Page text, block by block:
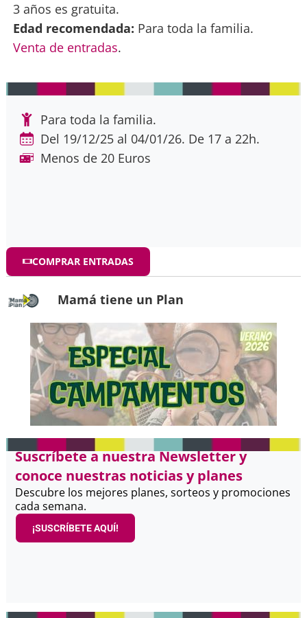
3 años es gratuita.
Edad recomendada: Para toda la familia.
Venta de entradas.
Para toda la familia.
Del 19/12/25 al 04/01/26. De 17 a 22h.
Menos de 20 Euros
COMPRAR ENTRADAS
Mamá tiene un Plan
Suscríbete a nuestra Newsletter y
conoce nuestras noticias y planes
Descubre los mejores planes, sorteos y promociones
cada semana.
¡SUSCRÍBETE AQUÍ!